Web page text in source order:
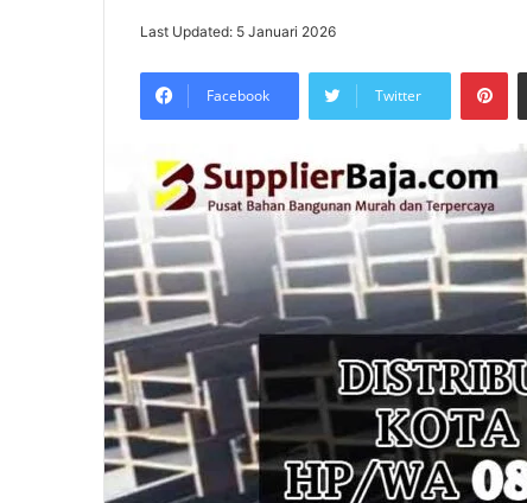
Last Updated: 5 Januari 2026
Facebook Twitter